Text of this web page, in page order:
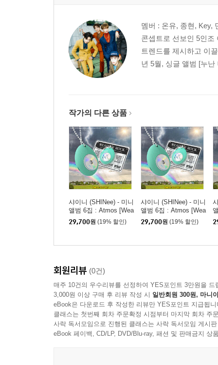
멤버 : 온유, 종현, Key,
콘셉트로 선보인 5인조
트렌드를 제시하고 이
년 5월, 싱글 앨범 [누
작가의 다른 상품
샤이니 (SHINee) - 미니
앨범 6집 : Atmos [Wea
ther Rock Ver.](스마트
앨범) [TAEMIN ver.]
29,700원 (19% 할인)
샤이니 (SHINee) - 미니
앨범 6집 : Atmos [Wea
ther Rock Ver.](스마트
앨범) [MINHO ver.]
29,700원 (19% 할인)
회원리뷰 (0건)
매주 10건의 우수리뷰를 선정하여 YES포인트 3만원을 드
3,000원 이상 구매 후 리뷰 작성 시 일반회원 300원, 마니
eBook은 다운로드 후 작성한 리뷰만 YES포인트 지급됩니
클래스는 첫번째 회차 주문확정 시점부터 마지막 회차 주
사락 독서모임으로 진행된 클래스는 사락 독서모임 게시
eBook 페이백, CD/LP, DVD/Blu-ray, 패션 및 판매금지 상